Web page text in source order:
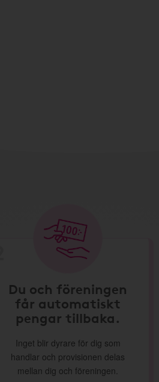
Du och föreningen
får automatiskt
pengar tillbaka.
Inget blir dyrare för dig som
handlar och provisionen delas
mellan dig och föreningen.